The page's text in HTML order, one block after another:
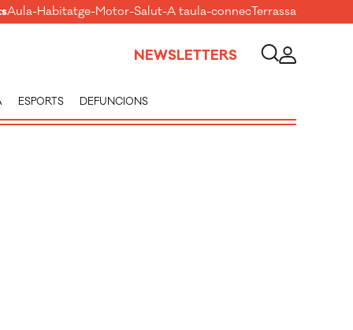
Aula-Habitatge-Motor-Salut-A taula-connecTerrassa
NEWSLETTERS
ESPORTS DEFUNCIONS